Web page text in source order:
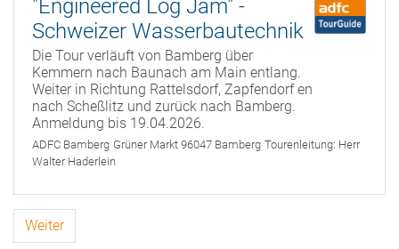
"Engineered Log Jam" -
Schweizer Wasserbautechnik
Die Tour verläuft von Bamberg über
Kemmern nach Baunach am Main entlang.
Weiter in Richtung Rattelsdorf, Zapfendorf en
nach Scheßlitz und zurück nach Bamberg.
Anmeldung bis 19.04.2026.
ADFC Bamberg Grüner Markt 96047 Bamberg Tourenleitung: Herr
Walter Haderlein
Weiter